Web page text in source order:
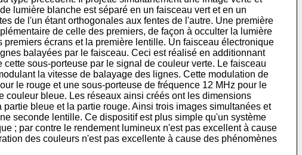
lumière blanche est séparé en un faisceau vert et en un
de l'un étant orthogonales aux fentes de l'autre. Une première
de celle des premiers, de façon à occulter la lumière
écrans et la première lentille. Un faisceau électronique
balayées par le faisceau. Ceci est réalisé en additionnant
sous-porteuse par le signal de couleur verte. Le faisceau
la vitesse de balayage des lignes. Cette modulation de
le rouge et une sous-porteuse de fréquence 12 MHz pour le
couleur bleue. Les réseaux ainsi créés ont les dimensions
bleue et la partie rouge. Ainsi trois images simultanées et
seconde lentille. Ce dispositif est plus simple qu'un système
; par contre le rendement lumineux n'est pas excellent à cause
des couleurs n'est pas excellente à cause des phénomènes